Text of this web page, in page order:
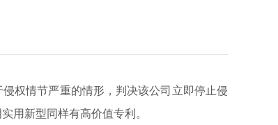
权情节严重的情形，判决该公司立即停止侵
用新型同样有高价值专利。